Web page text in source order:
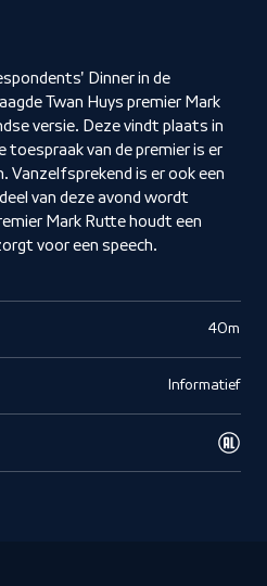
Dinner in de
Twan Huys premier Mark
versie. Deze vindt plaats in
toespraak van de premier is er
Vanzelfsprekend is er ook een
van deze avond wordt
Mark Rutte houdt een
voor een speech.
40m
Informatief